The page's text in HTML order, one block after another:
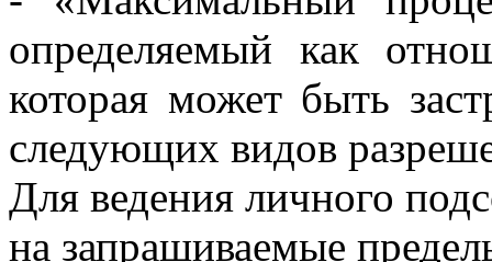
определяемый как
которая может быть
следующих видов
Для ведения личного
на запрашиваемые